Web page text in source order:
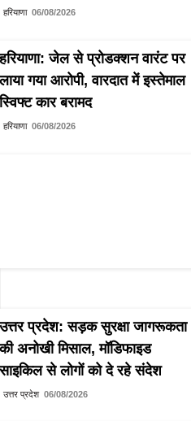
हरियाणा 06/08/2026
हरियाणा: जेल से प्रोडक्शन वारंट पर
लाया गया आरोपी, वारदात में इस्तेमाल
स्विफ्ट कार बरामद
हरियाणा 06/08/2026
उत्तर प्रदेश: सड़क सुरक्षा जागरूकता
की अनोखी मिसाल, मॉडिफाइड
साइकिल से लोगों को दे रहे संदेश
उत्तर प्रदेश 06/08/2026